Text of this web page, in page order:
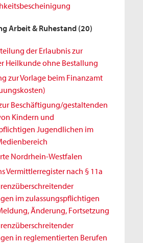
Arbeit & Ruhestand (20)
der Erlaubnis zur
Heilkunde ohne Bestallung
zur Vorlage beim Finanzamt
Beschäftigung/gestaltenden
Kindern und
Jugendlichen im
Nordrhein-Westfalen
Vermittlerregister nach § 11a
im zulassungspflichtigen
Änderung, Fortsetzung
in reglementierten Berufen